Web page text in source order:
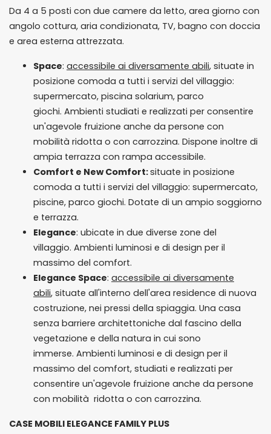
Da 4 a 5 posti con due camere da letto, area giorno con
angolo cottura, aria condizionata, TV, bagno con doccia
e area esterna attrezzata.
Space: accessibile ai diversamente abili, situate in
posizione comoda a tutti i servizi del villaggio:
supermercato, piscina solarium, parco
giochi. Ambienti studiati e realizzati per consentire
un'agevole fruizione anche da persone con
mobilità ridotta o con carrozzina. Dispone inoltre di
ampia terrazza con rampa accessibile.
Comfort e New Comfort:situate in posizione
comoda a tutti i servizi del villaggio: supermercato,
piscine, parco giochi. Dotate di un ampio soggiorno
e terrazza.
Elegance: ubicate in due diverse zone del
villaggio. Ambienti luminosi e di design per il
massimo del comfort.
Elegance Space: accessibile ai diversamente
abili, situate all'interno dell'area residence di nuova
costruzione, nei pressi della spiaggia. Una casa
senza barriere architettoniche dal fascino della
vegetazione e della natura in cui sono
immerse. Ambienti luminosi e di design per il
massimo del comfort, studiati e realizzati per
consentire un'agevole fruizione anche da persone
con mobilità ridotta o con carrozzina.
CASE MOBILI ELEGANCE FAMILY PLUS